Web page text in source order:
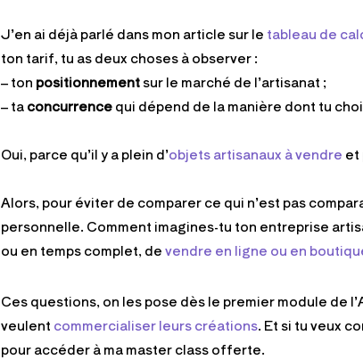
J’en ai déjà parlé dans mon article sur le tableau de
ton tarif, tu as deux choses à observer :
– ton positionnementsur le marché de l’artisanat ;
– taconcurrencequi dépend de la manière dont tu
Oui, parce qu’il y a plein d’objets artisanaux à vendre et
Alors, pour éviter de comparer ce qui n’est pas
personnelle. Comment imagines-tu ton entreprise
ou en temps complet, devendre en ligne ou en
Ces questions, on les pose dès le premier module de
veulent commercialiser leurs créations. Et si tu veux
pour accéder à ma master class offerte.